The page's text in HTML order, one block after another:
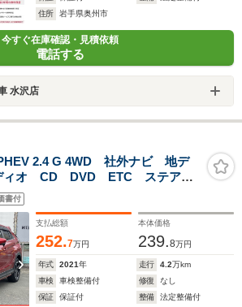
住所
岩手県奥州市
今すぐ在庫確認・見積依頼
電話する
水沢店
2.4 G 4WD 社外ナビ 地デ
ィオ CD DVD ETC ステアリ
ィプクルーズコントロール レ
突被害軽減ブレーキ 横滑り防
書付
支払総額
252.7万円
本体価格
239.8万円
年式 2021年 走行 4.2万km
車検
車検整備付 修復
なし
保証
保証付 整備
法定整備付